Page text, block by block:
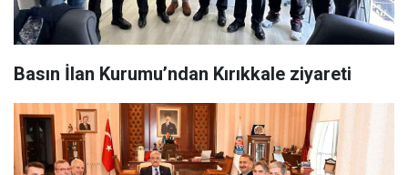
Basın İlan Kurumu’ndan Kırıkkale ziyareti